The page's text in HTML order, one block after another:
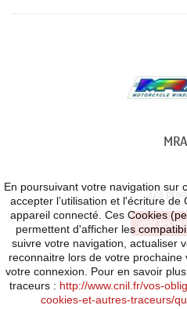
MRA
223
voir les
En poursuivant votre navigation sur
accepter l’utilisation et l'écriture de
appareil connecté. Ces Cookies
permettent d'afficher les
suivre votre navigation, actualiser
reconnaitre lors de votre prochaine
votre connexion. Pour en savoir
traceurs : http://www.cnil.fr/vos-
cookies-et-autres-traceurs/